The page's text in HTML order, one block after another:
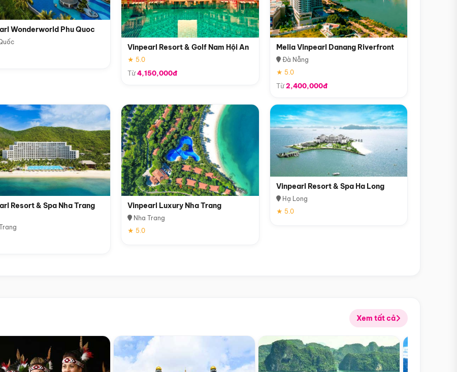
Wonderworld Phu Quoc
Vinpearl Resort & Golf Nam Hội An
★ 5.0
Từ4,150,000đ
Melia Vinpearl Danang Riverfront
Đà Nẵng
★ 5.0
Từ2,400,000đ
Resort & Spa Nha Trang
Vinpearl Luxury Nha Trang
Nha Trang
★ 5.0
Vinpearl Resort & Spa Ha Long
Hạ Long
★ 5.0
Xem tất cả